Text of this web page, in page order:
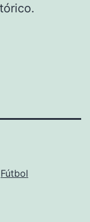
Fútbol